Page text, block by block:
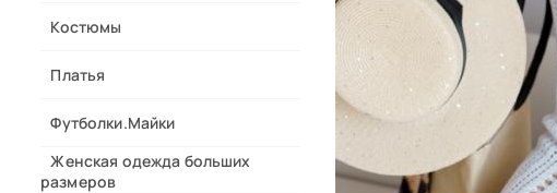
Костюмы
Платья
Футболки.Майки
Женская одежда больших
размеров